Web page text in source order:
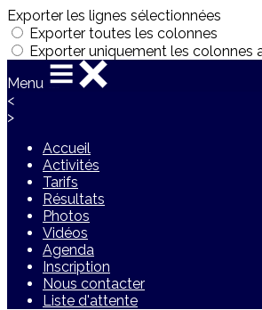
Exporter les lignes sélectionnées
Exporter toutes les colonnes
Exporter uniquement les colonnes
Menu
<
>
Accueil
Activités
Tarifs
Résultats
Photos
Vidéos
Agenda
Inscription
Nous contacter
Liste d'attente